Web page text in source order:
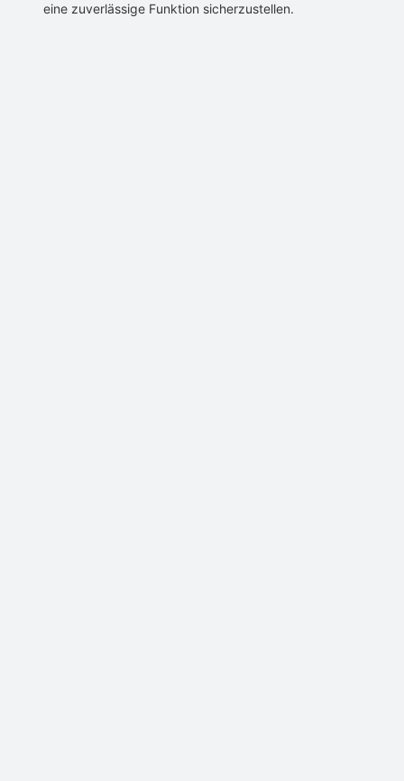
eine zuverlässige Funktion sicherzustellen.